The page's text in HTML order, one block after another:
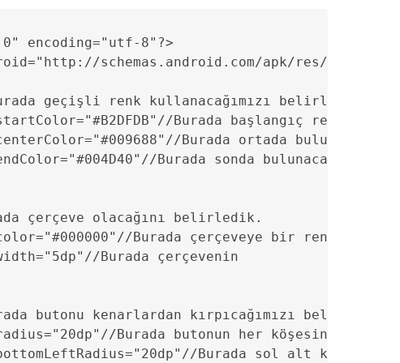
encoding="utf-8"?>
schemas.android.com/apk/res/android"
geçişli renk kullanacağımızı belirledik.
Burada başlangıç rengini
Burada ortada bulunacak
Burada sonda bulunacak rengi
çerçeve olacağını belirledik.
Burada çerçeveye bir renk verdik.
Burada çerçevenin
butonu kenarlardan kırpıcağımızı
Burada butonun her köşesinden
Burada sol alt köşeyi